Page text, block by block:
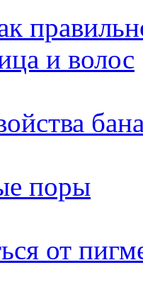
и волос
поры
от